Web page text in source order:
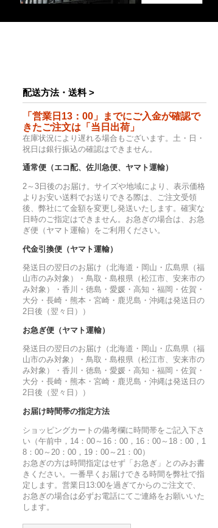
配送方法・送料 >
「営業日13：00」までにご入金が確認で
きたご注文は「当日出荷」
在庫状況により遅れる場合もございます。土・日・
祝日は銀行振込の確認はできません。
通常便（エコ配、佐川急便、ヤマト運輸）
2～3日後のお届け。サイズや地域により、表示価格
よりお安い送料でお送りできる際は、ご注文受領
後、弊社にて金額を変更し発送いたします。確実な
日時のご指定はできません。お急ぎの場合は、お急
ぎ便（ヤマト運輸）をご利用ください。
代金引換便（ヤマト運輸）
発送日の翌日のお届け（北海道・岡山・広島県（福
山市のみ対象）・鳥取・島根県（松江市、安来市の
み対象）・香川・徳島・愛媛・高知・福岡・佐賀・
大分・長崎・熊本・宮崎・鹿児島・沖縄は発送日の
2日後（翌々日））
お急ぎ便（ヤマト運輸）
発送日の翌日のお届け（北海道・岡山・広島県（福
山市のみ対象）・鳥取・島根県（松江市、安来市の
み対象）・香川・徳島・愛媛・高知・福岡・佐賀・
大分・長崎・熊本・宮崎・鹿児島・沖縄は発送日の
2日後（翌々日））
お届け時間帯の指定方法
ショッピングカートの備考欄に時間帯をご記入下さ
い（午前中，14：00～16：00，16：00～18：00，1
8：00～20：00，19：00～21：00）
お急ぎの方は時間指定はせず「お急ぎ」とのみお書
きください。一番早くお届けできる時間を弊社で指
定します。営業日13:00を過ぎてからのご注文で、
お急ぎの場合は必ずお電話にてご連絡をお願いいた
します。